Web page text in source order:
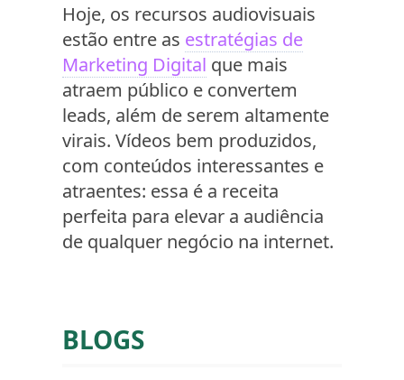
Hoje, os recursos audiovisuais
estão entre as estratégias de
Marketing Digital que mais
atraem público e convertem
leads, além de serem altamente
virais. Vídeos bem produzidos,
com conteúdos interessantes e
atraentes: essa é a receita
perfeita para elevar a audiência
de qualquer negócio na internet.
BLOGS